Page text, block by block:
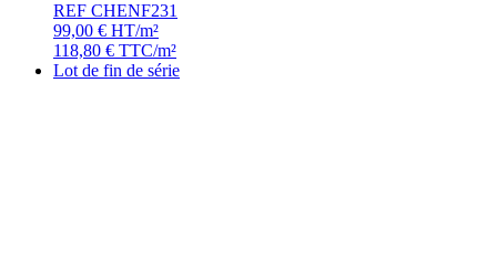
REF CHENF231
99,00 € HT/m²
118,80 € TTC/m²
Lot de fin de série